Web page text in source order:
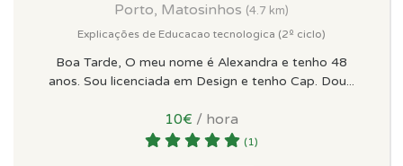
Porto, Matosinhos (4.7 km)
Explicações de Educacao tecnologica (2º ciclo)
Boa Tarde, O meu nome é Alexandra e tenho 48
anos. Sou licenciada em Design e tenho Cap. Dou...
10€ / hora
(1)